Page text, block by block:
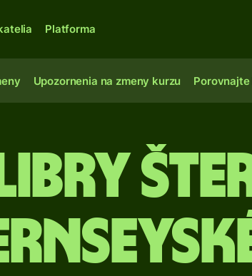
Platforma
Upozornenia na zmeny kurzu